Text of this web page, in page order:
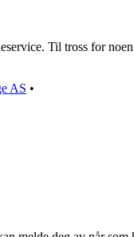
Til tross for
AS •